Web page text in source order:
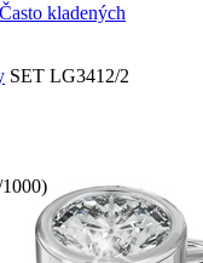
Často kladených
SET LG3412/2